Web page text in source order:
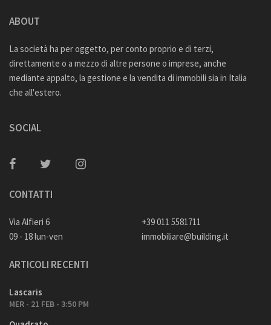
ABOUT
La società ha per oggetto, per conto proprio e di terzi,
direttamente o a mezzo di altre persone o imprese, anche
mediante appalto, la gestione e la vendita di immobili sia in Italia
che all'estero.
SOCIAL
CONTATTI
Via Alfieri 6
09 - 18 lun-ven
+39 011 5581711
immobiliare@building.it
ARTICOLI RECENTI
Lascaris
MER - 21 FEB - 3:50 PM